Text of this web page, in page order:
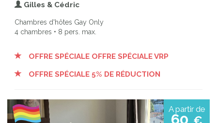
Gilles & Cédric
Chambres d'hôtes Gay Only
4 chambres • 8 pers. max.
OFFRE SPÉCIALE OFFRE SPÉCIALE VRP
OFFRE SPÉCIALE 5% DE RÉDUCTION
A partir de
60